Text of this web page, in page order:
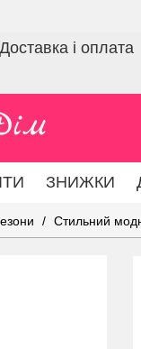
Доставка і оплата
ЗНИЖКИ
Стильний